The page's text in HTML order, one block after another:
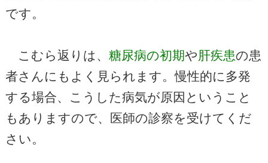
です。
こむら返りは、 糖尿病の初期や肝疾患の患
者さんにもよく見られます。慢性的に多発
する場合、こうした病気が原因ということ
もありますので、医師の診察を受けてくだ
さい。